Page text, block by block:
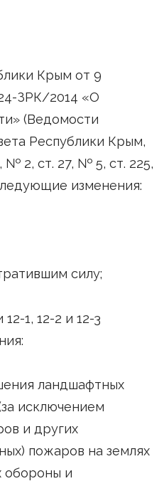
Крым от 9
ЗРК/2014 «О
(Ведомости
Республики Крым,
№ 2, ст. 27, № 5, ст. 225,
изменения:
силу;
1, 12-2 и 12-3
ландшафтных
исключением
и других
пожаров на землях
обороны и